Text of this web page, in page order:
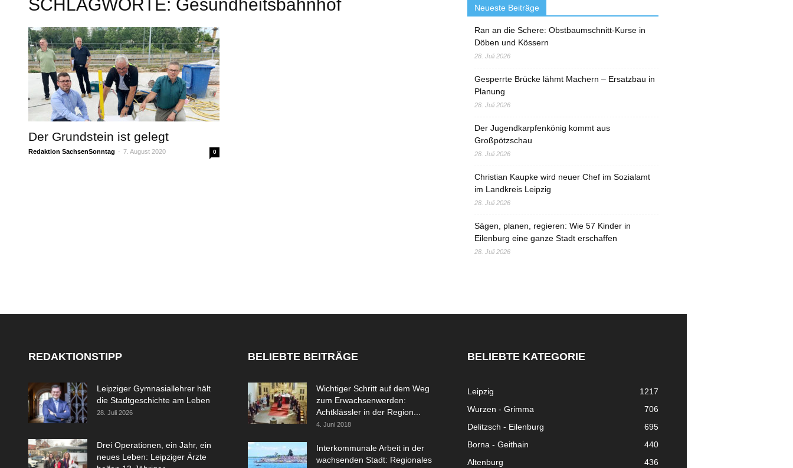
SCHLAGWORTE: Gesundheitsbahnhof
Der Grundstein ist gelegt
Redaktion SachsenSonntag - 7. August 2020 0
Neueste Beiträge
Ran an die Schere: Obstbaumschnitt-Kurse in
Döben und Kössern
28. Juli 2026
Gesperrte Brücke lähmt Machern – Ersatzbau in
Planung
28. Juli 2026
Der Jugendkarpfenkönig kommt aus
Großpötzschau
28. Juli 2026
Christian Kaupke wird neuer Chef im Sozialamt
im Landkreis Leipzig
28. Juli 2026
Sägen, planen, regieren: Wie 57 Kinder in
Eilenburg eine ganze Stadt erschaffen
28. Juli 2026
REDAKTIONSTIPP
Leipziger Gymnasiallehrer hält
die Stadtgeschichte am Leben
28. Juli 2026
Drei Operationen, ein Jahr, ein
neues Leben: Leipziger Ärzte
BELIEBTE BEITRÄGE
Wichtiger Schritt auf dem Weg
zum Erwachsenwerden:
Achtklässler in der Region...
4. Juni 2018
Interkommunale Arbeit in der
wachsenden Stadt: Regionales
BELIEBTE KATEGORIE
Leipzig
1217
Wurzen - Grimma
706
Delitzsch - Eilenburg
695
Borna - Geithain
440
Altenburg
436